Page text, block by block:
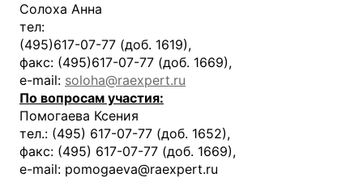
Солоха Анна
тел:
(495)617-07-77 (доб. 1619),
факс: (495)617-07-77 (доб. 1669),
e-mail: soloha@raexpert.ru
По вопросам участия:
Помогаева Ксения
тел.: (495) 617-07-77 (доб. 1652),
факс: (495) 617-07-77 (доб. 1669),
e-mail: pomogaeva@raexpert.ru